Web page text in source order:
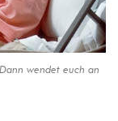
wendet euch an